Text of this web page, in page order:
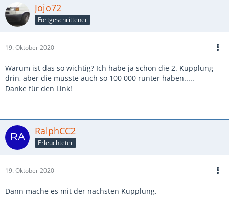
Jojo72
Fortgeschrittener
19. Oktober 2020
Warum ist das so wichtig? Ich habe ja schon die 2. Kupplung
drin, aber die müsste auch so 100 000 runter haben.....
Danke für den Link!
RalphCC2
Erleuchteter
19. Oktober 2020
Dann mache es mit der nächsten Kupplung.